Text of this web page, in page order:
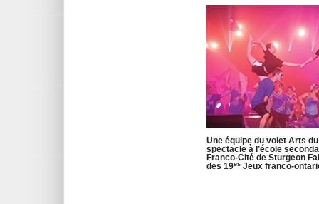
Une équipe du volet Arts
spectacle à l’école
Franco-Cité de Sturgeon
des 19es Jeux franco-